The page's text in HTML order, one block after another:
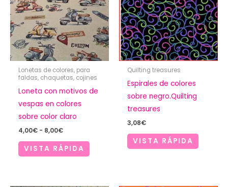
Lonetas de colores, para
faldas, chaquetas, cojines
Loneta con motivos de
vespas en colores
sobre color claro
4,00€ - 8,00€Rango
precios:
VISTA RÁPIDA
Quilting treasures
Espirales de colores
sobre negro.Quilting
treasures
3,08€
VISTA RÁPIDA